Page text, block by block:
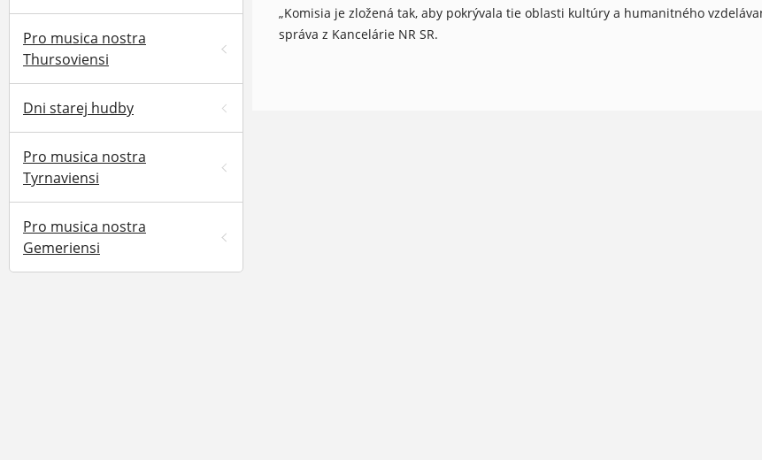
Pro musica nostra
Thursoviensi
Dni starej hudby
Pro musica nostra
Tyrnaviensi
Pro musica nostra
Gemeriensi
„Komisia je zložená tak, aby pokrývala tie oblasti kultúry a humanitného
správa z Kancelárie NR SR.